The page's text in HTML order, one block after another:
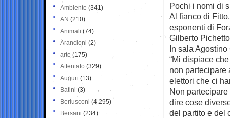
Pochi i nomi di
Al fianco di
esponenti di
Gilberto
In sala
“Mi dispiace
non partecipare
elettori che ci
Non
dire cose
del partito e del
Ambiente (341)
AN (210)
Animali (74)
Arancioni (2)
arte (175)
Attentato (329)
Auguri (13)
Batini (3)
Berlusconi (4.295)
Bersani (234)